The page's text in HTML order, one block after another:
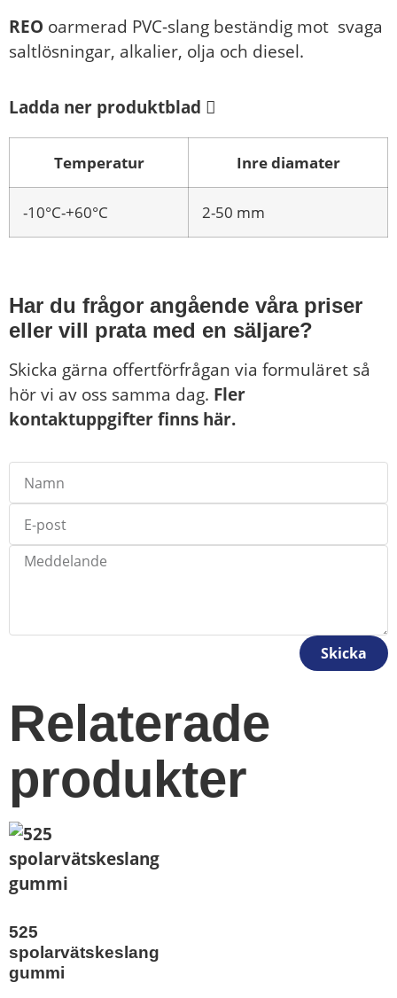
REO oarmerad PVC-slang beständig mot svaga
saltlösningar, alkalier, olja och diesel.
Ladda ner produktblad
Temperatur Inre diamater
-10°C-+60°C 2-50 mm
Har du frågor angående våra priser
eller vill prata med en säljare?
Skicka gärna offertförfrågan via formuläret så
hör vi av oss samma dag. Fler
kontaktuppgifter finns här.
Skicka
Relaterade
produkter
525
spolarvätskeslang
gummi